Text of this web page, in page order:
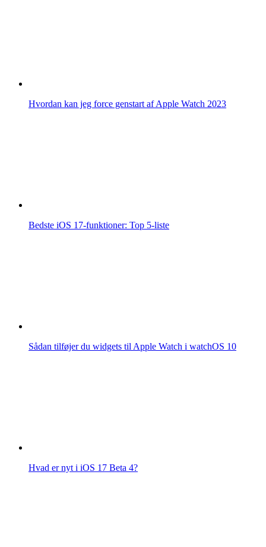
Hvordan kan jeg force genstart af Apple Watch 2023
Bedste iOS 17-funktioner: Top 5-liste
Sådan tilføjer du widgets til Apple Watch i watchOS 10
Hvad er nyt i iOS 17 Beta 4?